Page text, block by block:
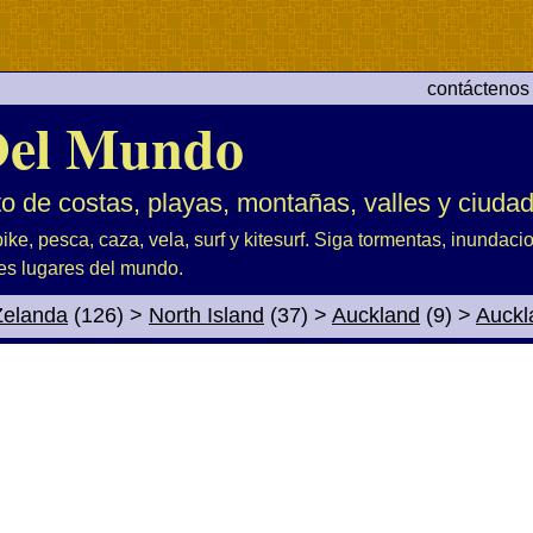
Mundo
de costas, playas, montañas, valles y
pesca, caza, vela, surf y kitesurf. Siga tormentas,
lugares del mundo.
(126) > North Island (37) > Auckland (9) >